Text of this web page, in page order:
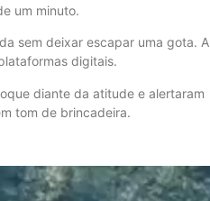
um minuto.
sem deixar escapar uma gota. A
digitais.
diante da atitude e alertaram
tom de brincadeira.